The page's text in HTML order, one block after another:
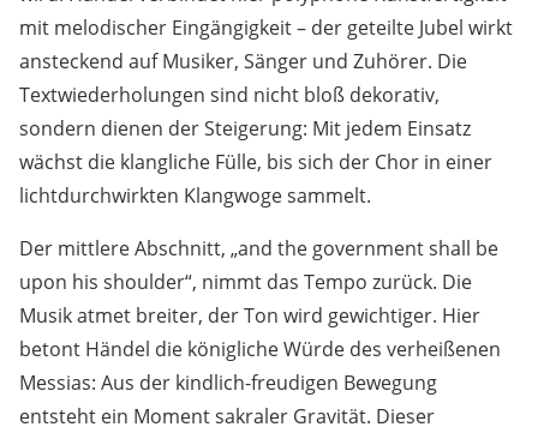
mit melodischer Eingängigkeit – der geteilte Jubel wirkt
ansteckend auf Musiker, Sänger und Zuhörer. Die
Textwiederholungen sind nicht bloß dekorativ,
sondern dienen der Steigerung: Mit jedem Einsatz
wächst die klangliche Fülle, bis sich der Chor in einer
lichtdurchwirkten Klangwoge sammelt.
Der mittlere Abschnitt, „and the government shall be
upon his shoulder“, nimmt das Tempo zurück. Die
Musik atmet breiter, der Ton wird gewichtiger. Hier
betont Händel die königliche Würde des verheißenen
Messias: Aus der kindlich-freudigen Bewegung
entsteht ein Moment sakraler Gravität. Dieser